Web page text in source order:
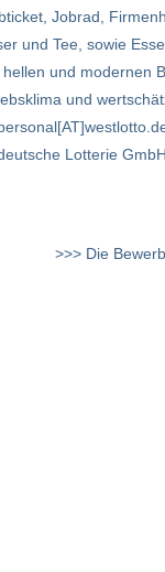
Jobrad,
und Tee, sowie
und
und
Lotterie
>>> Die